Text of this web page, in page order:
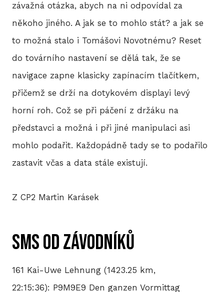
závažná otázka, abych na ni odpovídal za
někoho jiného. A jak se to mohlo stát? a jak se
to možná stalo i Tomášovi Novotnému? Reset
do továrního nastavení se dělá tak, že se
navigace zapne klasicky zapínacím tlačítkem,
přičemž se drží na dotykovém displayi levý
horní roh. Což se při páčení z držáku na
představci a možná i při jiné manipulaci asi
mohlo podařit. Každopádně tady se to podařilo
zastavit včas a data stále existují.
Z CP2 Martin Karásek
SMS od závodníků
161 Kai-Uwe Lehnung (1423.25 km,
22:15:36): P9M9E9 Den ganzen Vormittag